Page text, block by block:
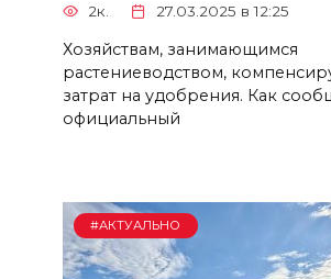
2к. 27.03.2025 в 12:25
Хозяйствам, занимающимся
растениеводством,
затрат на удобрения. Как
официальный
#АКТУАЛЬНО